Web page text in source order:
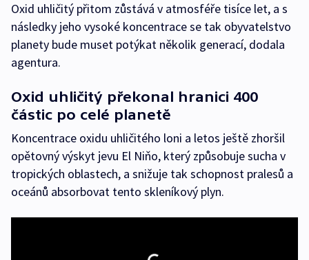
Oxid uhličitý přitom zůstává v atmosféře tisíce let, a s
následky jeho vysoké koncentrace se tak obyvatelstvo
planety bude muset potýkat několik generací, dodala
agentura.
Oxid uhličitý překonal hranici 400
částic po celé planetě
Koncentrace oxidu uhličitého loni a letos ještě zhoršil
opětovný výskyt jevu El Niňo, který způsobuje sucha v
tropických oblastech, a snižuje tak schopnost pralesů a
oceánů absorbovat tento skleníkový plyn.